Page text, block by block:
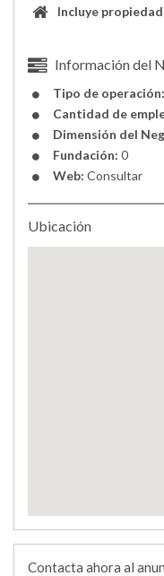
Incluye
Información del
Tipo de operación:
Cantidad de
Dimensión del
Fundación: 0
Web: Consultar
Ubicación
Contacta ahora al